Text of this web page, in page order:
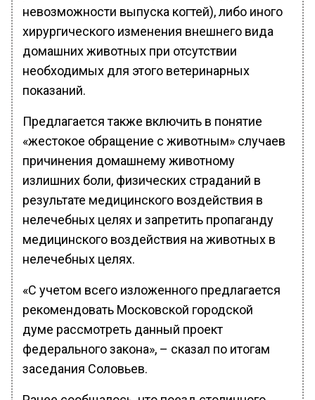
невозможности выпуска когтей), либо иного
хирургического изменения внешнего вида
домашних животных при отсутствии
необходимых для этого ветеринарных
показаний.
Предлагается также включить в понятие
«жестокое обращение с животным» случаев
причинения домашнему животному
излишних боли, физических страданий в
результате медицинского воздействия в
нелечебных целях и запретить пропаганду
медицинского воздействия на животных в
нелечебных целях.
«С учетом всего изложенного предлагается
рекомендовать Московской городской
думе рассмотреть данный проект
федерального закона», – сказал по итогам
заседания Соловьев.